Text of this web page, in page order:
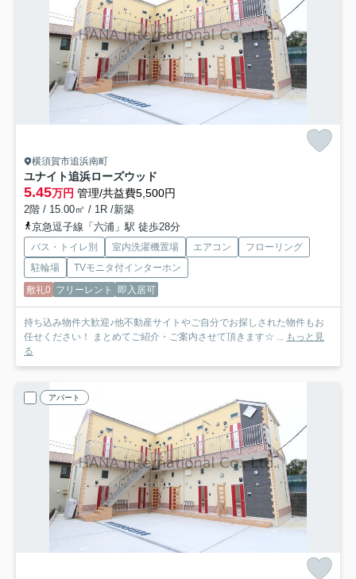
横須賀市追浜南町
ユナイト追浜ローズウッド
5.45万円 管理/共益費5,500円
2階 / 15.00㎡ / 1R /新築
京急逗子線「六浦」駅 徒歩28分
バス・トイレ別 室内洗濯機置場 エアコン
フローリング
駐輪場
TVモニタ付インターホン
敷礼0 フリーレント 即入居可
持ち込み物件大歓迎♪他不動産サイトやご自分でお探しされた物件もお
任せください！ まとめてご紹介・ご案内させて頂きます☆ ...
もっと見
る
アパート